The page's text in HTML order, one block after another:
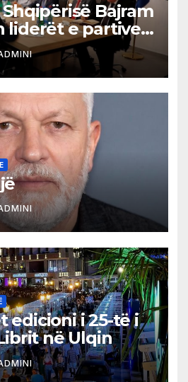
Bajram
liderët e partive
Ulqin
edicioni i 25-të i
në Ulqin